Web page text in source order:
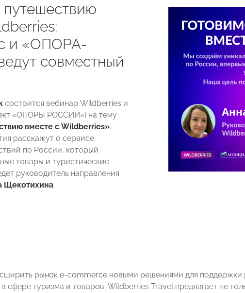
путешествию
и «ОПОРА-
совместный
состоится вебинар Wildberries и
«ОПОРЫ РОССИИ») на тему
вместе с Wildberries».
расскажут о сервисе
по России, который
товары и туристические
руководитель направления
Щекотихина.
рынок e-commerce новыми решениями для поддержки
сфере туризма и товаров. Wildberries Travel предлагает не